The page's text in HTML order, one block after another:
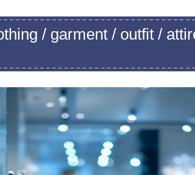
/ garment / outfit /